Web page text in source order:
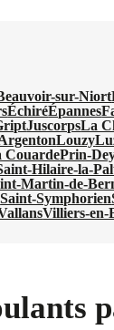
sur-Niort
ÉchiréÉpannes
JuscorpsLa
Louzy
CouardePrin-
Hilaire-la-
Martin-de-
Saint-Symphorien
Villiers-en-